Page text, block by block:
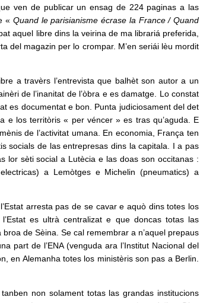
de publicar un ensag de 224 paginas a las
« Quand le parisianisme écrase la France / Quand
aquel libre dins la veirina de ma librariá preferida,
del magazin per lo crompar. M’en seriái lèu mordit
l’entrevista que balhèt son autor a un
de l’inanitat de l’òbra e es damatge. Lo constat
es documentat e bon. Punta judiciosament del det
e los territòris « per véncer » es tras qu’aguda. E
de l’activitat umana. En economia, França ten
socials de las entrepresas dins la capitala. I a pas
lor sèti social a Lutècia e las doas son occitanas :
a Lemòtges e Michelin (pneumatics) a
arresta pas de se cavar e aquò dins totes los
es ultrà centralizat e que doncas totas las
de Sèina. Se cal remembrar a n’aquel prepaus
part de l’ENA (venguda ara l’Institut Nacional del
en Alemanha totes los ministèris son pas a Berlin.
non solament totas las grandas institucions